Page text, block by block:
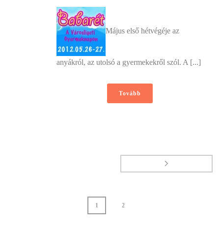
Május első hétvégéje az
anyákról, az utolsó a gyermekekről szól. A [...]
Tovább
1 2